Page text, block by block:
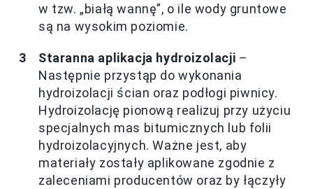
w tzw. „białą wannę”, o ile wody gruntowe
są na wysokim poziomie.
Staranna aplikacja hydroizolacji –
Następnie przystąp do wykonania
hydroizolacji ścian oraz podłogi piwnicy.
Hydroizolację pionową realizuj przy użyciu
specjalnych mas bitumicznych lub folii
hydroizolacyjnych. Ważne jest, aby
materiały zostały aplikowane zgodnie z
zaleceniami producentów oraz by łączyły